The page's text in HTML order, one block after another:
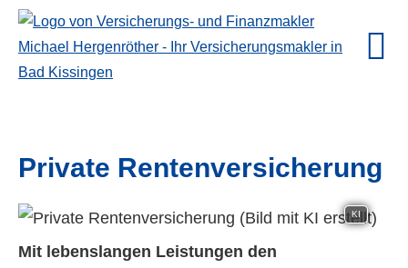
Private Rentenversicherung
KI
Mit lebenslangen Leistungen den